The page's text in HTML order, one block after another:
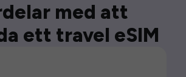
med att
ett travel eSIM